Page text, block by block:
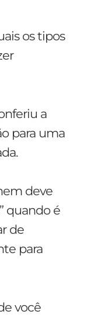
os tipos
a
para uma
deve
quando é
de
para
você